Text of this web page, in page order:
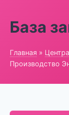
База
Главная »
Производство